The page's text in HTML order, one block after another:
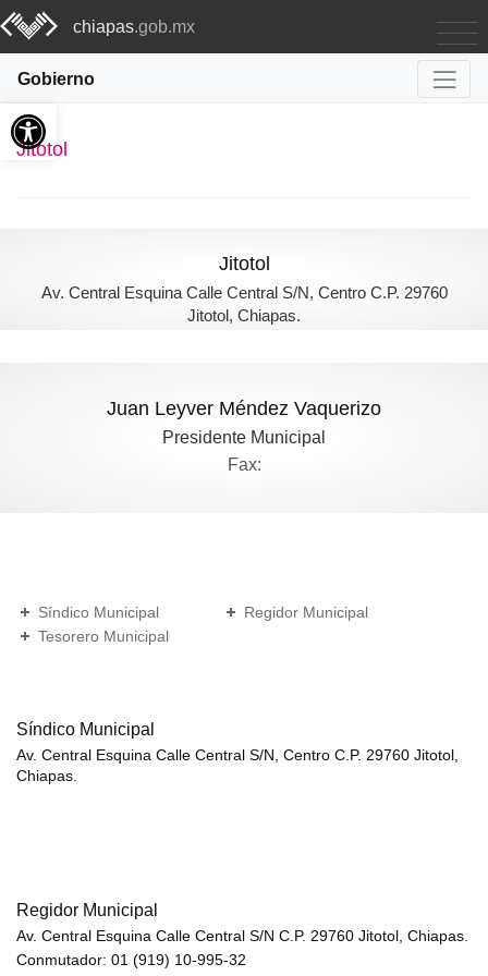
chiapas.gob.mx
Gobierno
Abrir barra de herramientas
Jitotol
Jitotol
Av. Central Esquina Calle Central S/N, Centro C.P. 29760
Jitotol, Chiapas.
Juan Leyver Méndez Vaquerizo
Presidente Municipal
Fax:
Síndico Municipal
Regidor Municipal
Tesorero Municipal
Síndico Municipal
Av. Central Esquina Calle Central S/N, Centro C.P. 29760 Jitotol,
Chiapas.
Regidor Municipal
Av. Central Esquina Calle Central S/N C.P. 29760 Jitotol, Chiapas.
Conmutador: 01 (919) 10-995-32